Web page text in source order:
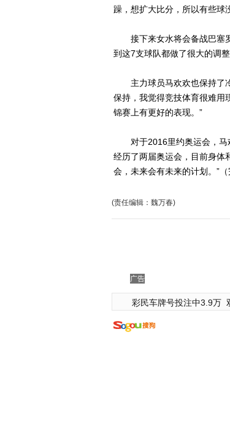
躁，想扩大比分，所以有些球
接下来女水将会备战巴塞罗
到这7支球队都做了很大的调
主力球员马欢欢也保持了冷
保持，我觉得竞技体育很难用
锦赛上有更好的表现。”
对于2016里约奥运会，马欢
经历了两届奥运会，目前身体
会，未来会有未来的计划。”（
(责任编辑：魏万春)
广告
彩民车牌号投注中3.9万